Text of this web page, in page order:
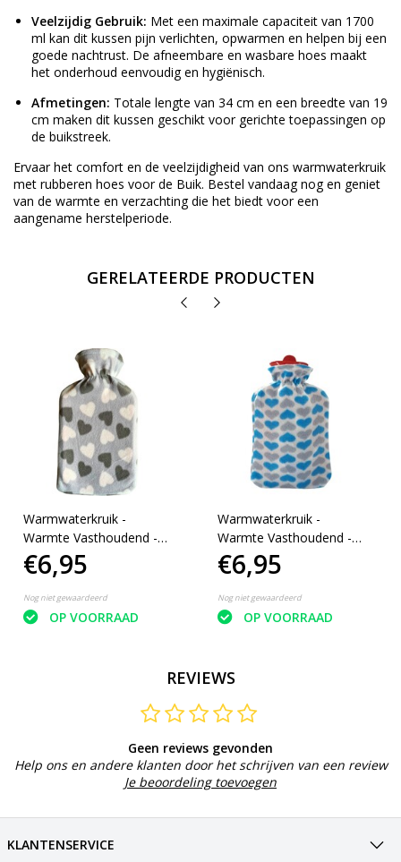
Veelzijdig Gebruik: Met een maximale capaciteit van 1700
ml kan dit kussen pijn verlichten, opwarmen en helpen bij een
goede nachtrust. De afneembare en wasbare hoes maakt
het onderhoud eenvoudig en hygiënisch.
Afmetingen: Totale lengte van 34 cm en een breedte van 19
cm maken dit kussen geschikt voor gerichte toepassingen op
de buikstreek.
Ervaar het comfort en de veelzijdigheid van ons warmwaterkruik
met rubberen hoes voor de Buik. Bestel vandaag nog en geniet
van de warmte en verzachting die het biedt voor een
aangename herstelperiode.
GERELATEERDE PRODUCTEN
Warmwaterkruik -
Warmte Vasthoudend -
Lekvrij - 70°C Max - 1.7L
€6,95
Nog niet gewaardeerd
OP VOORRAAD
Warmwaterkruik -
Warmte Vasthoudend -
Lekvrij - 70°C Max - 1.7L
€6,95
Nog niet gewaardeerd
OP VOORRAAD
REVIEWS
Geen reviews gevonden
Help ons en andere klanten door het schrijven van een review
Je beoordeling toevoegen
KLANTENSERVICE